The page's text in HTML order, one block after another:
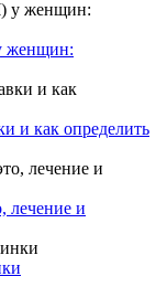
женщин:
и как определить
лечение и